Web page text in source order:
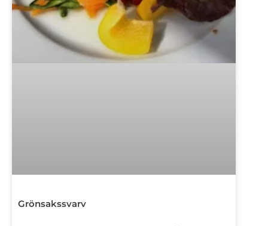
Grönsakssvarv